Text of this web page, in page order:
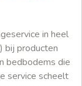
in heel
bij producten
bedbodems die
service scheelt